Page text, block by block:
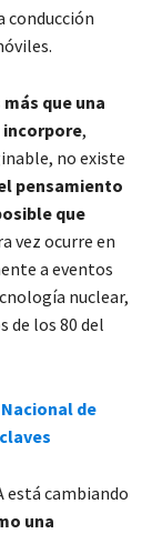
conducción
que una
,
no existe
pensamiento
que
vez ocurre en
a eventos
nuclear,
de los 80 del
de
está cambiando
una